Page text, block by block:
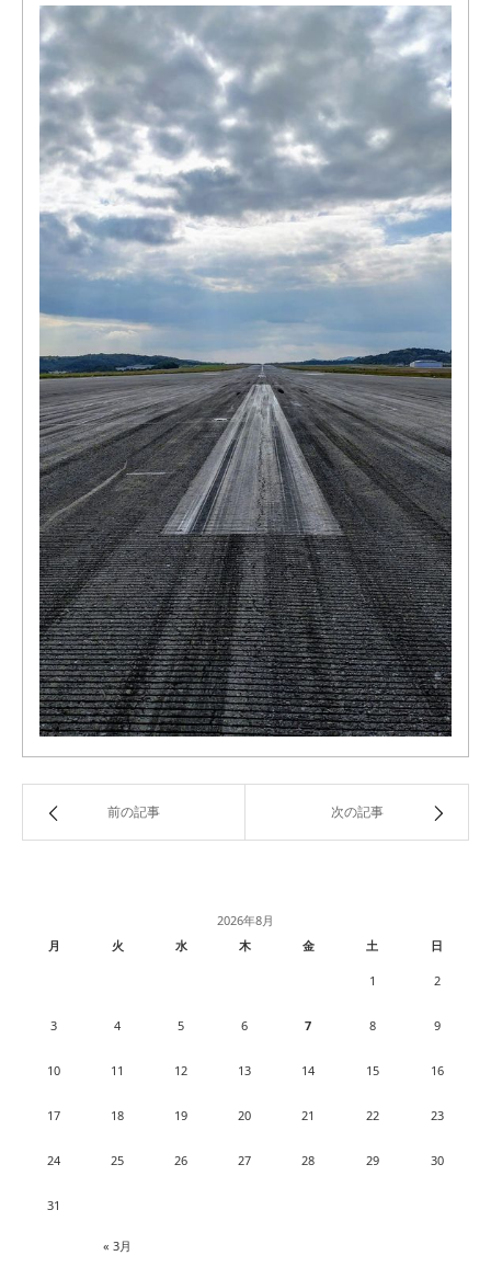
前の記事 次の記事
2026年8月
月
火 水 木 金 土 日
« 3月
1 2
3 4 5 6 7 8 9
10 11 12 13 14 15 16
17 18 19 20 21 22 23
24 25 26 27 28 29 30
31